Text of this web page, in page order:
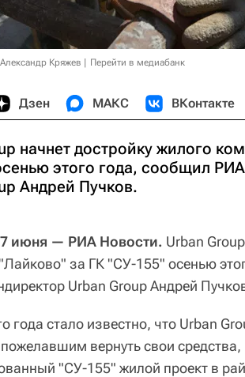
Кряжев Перейти в медиабанк
Дзен МАКС ВКонтакте
начнет достройку жилого
этого года, сообщил
Андрей Пучков.
июня — РИА Новости. Urban
за ГК "СУ-155" осенью
Urban Group Андрей
года стало известно, что Urban
вернуть свои
"СУ-155" жилой проект в